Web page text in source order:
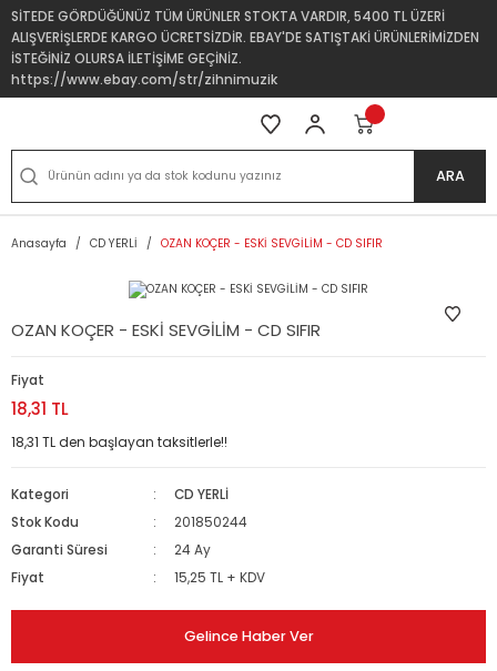
SİTEDE GÖRDÜĞÜNÜZ TÜM ÜRÜNLER STOKTA VARDIR, 5400 TL ÜZERİ
ALIŞVERİŞLERDE KARGO ÜCRETSİZDİR. EBAY'DE SATIŞTAKİ ÜRÜNLERİMİZDEN
İSTEĞİNİZ OLURSA İLETİŞİME GEÇİNİZ.
https://www.ebay.com/str/zihnimuzik
ARA
Anasayfa CD YERLİ OZAN KOÇER - ESKİ SEVGİLİM - CD SIFIR
OZAN KOÇER - ESKİ SEVGİLİM - CD SIFIR
Fiyat
18,31 TL
18,31 TL den başlayan taksitlerle!!
Kategori
CD YERLİ
Stok Kodu
201850244
Garanti Süresi
24 Ay
Fiyat
15,25 TL + KDV
Gelince Haber Ver